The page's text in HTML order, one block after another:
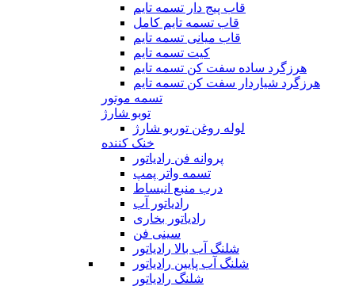
قاب پیج دار تسمه تایم
قاب تسمه تایم کامل
قاب میانی تسمه تایم
کیت تسمه تایم
هرزگرد ساده سفت کن تسمه تایم
هرزگرد شیاردار سفت کن تسمه تایم
تسمه موتور
توبو شارژ
لوله روغن توربو شارژ
خنک کننده
پروانه فن رادیاتور
تسمه واتر پمپ
درب منبع انبساط
رادیاتور آب
رادیاتور بخاری
سینی فن
شلنگ آب بالا رادیاتور
شلنگ آب پایین رادیاتور
شلنگ رادیاتور